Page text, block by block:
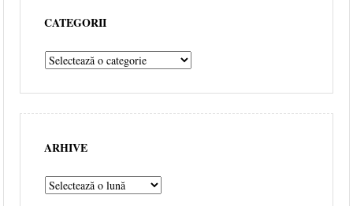
CATEGORII
ARHIVE